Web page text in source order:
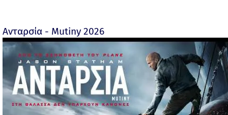
Ανταρσία - Mutiny 2026